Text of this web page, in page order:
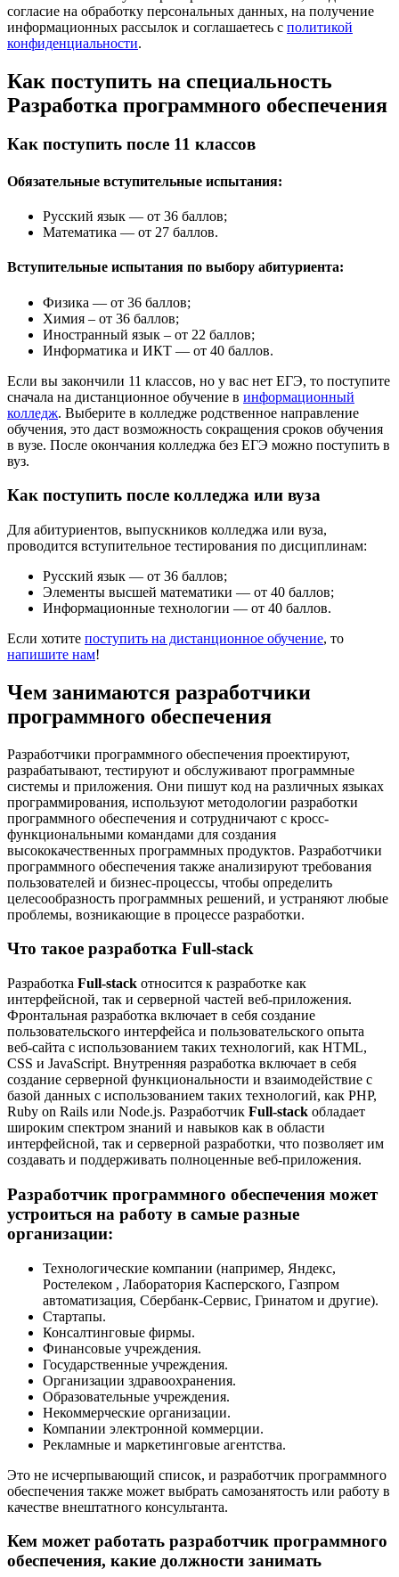
согласие на обработку персональных данных, на получение
информационных рассылок и соглашаетесь с политикой
конфиденциальности.
Как поступить на специальность
Разработка программного обеспечения
Как поступить после 11 классов
Обязательные вступительные испытания:
Русский язык — от 36 баллов;
Математика — от 27 баллов.
Вступительные испытания по выбору абитуриента:
Физика — от 36 баллов;
Химия – от 36 баллов;
Иностранный язык – от 22 баллов;
Информатика и ИКТ — от 40 баллов.
Если вы закончили 11 классов, но у вас нет ЕГЭ, то поступите
сначала на дистанционное обучение в информационный
колледж. Выберите в колледже родственное направление
обучения, это даст возможность сокращения сроков обучения
в вузе. После окончания колледжа без ЕГЭ можно поступить в
вуз.
Как поступить после колледжа или вуза
Для абитуриентов, выпускников колледжа или вуза,
проводится вступительное тестирования по дисциплинам:
Русский язык — от 36 баллов;
Элементы высшей математики — от 40 баллов;
Информационные технологии — от 40 баллов.
Если хотите поступить на дистанционное обучение, то
напишите нам!
Чем занимаются разработчики
программного обеспечения
Разработчики программного обеспечения проектируют,
разрабатывают, тестируют и обслуживают программные
системы и приложения. Они пишут код на различных языках
программирования, используют методологии разработки
программного обеспечения и сотрудничают с кросс-
функциональными командами для создания
высококачественных программных продуктов. Разработчики
программного обеспечения также анализируют требования
пользователей и бизнес-процессы, чтобы определить
целесообразность программных решений, и устраняют любые
проблемы, возникающие в процессе разработки.
Что такое разработка Full-stack
Разработка Full-stack относится к разработке как
интерфейсной, так и серверной частей веб-приложения.
Фронтальная разработка включает в себя создание
пользовательского интерфейса и пользовательского опыта
веб-сайта с использованием таких технологий, как HTML,
CSS и JavaScript. Внутренняя разработка включает в себя
создание серверной функциональности и взаимодействие с
базой данных с использованием таких технологий, как PHP,
Ruby on Rails или Node.js. Разработчик Full-stack обладает
широким спектром знаний и навыков как в области
интерфейсной, так и серверной разработки, что позволяет им
создавать и поддерживать полноценные веб-приложения.
Разработчик программного обеспечения может
устроиться на работу в самые разные
организации:
Технологические компании (например, Яндекс,
Ростелеком , Лаборатория Касперского, Газпром
автоматизация, Сбербанк-Сервис, Гринатом и другие).
Стартапы.
Консалтинговые фирмы.
Финансовые учреждения.
Государственные учреждения.
Организации здравоохранения.
Образовательные учреждения.
Некоммерческие организации.
Компании электронной коммерции.
Рекламные и маркетинговые агентства.
Это не исчерпывающий список, и разработчик программного
обеспечения также может выбрать самозанятость или работу в
качестве внештатного консультанта.
Кем может работать разработчик программного
обеспечения, какие должности занимать